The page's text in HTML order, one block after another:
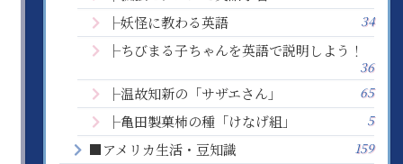
├妖怪に教わる英語 34
├ちびまる子ちゃんを英語で説明しよう！
36
├温故知新の「サザエさん」 65
├亀田製菓柿の種「けなげ組」 5
■アメリカ生活・豆知識 159